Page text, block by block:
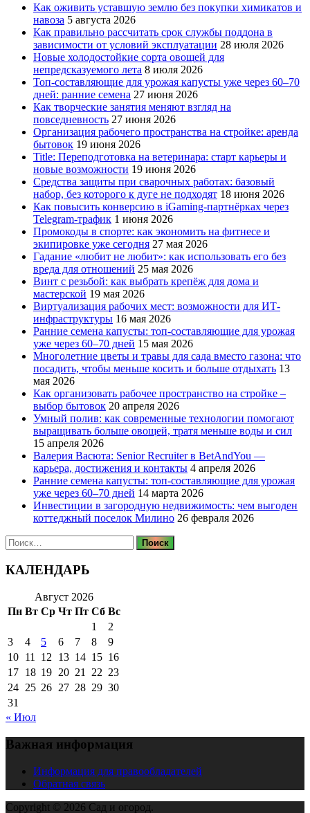
Как оживить уставшую землю без покупки химикатов и
навоза 5 августа 2026
Как правильно рассчитать срок службы поддона в
зависимости от условий эксплуатации 28 июля 2026
Новые холодостойкие сорта овощей для
непредсказуемого лета 8 июля 2026
Топ-составляющие для урожая капусты уже через 60–70
дней: ранние семена 27 июня 2026
Как творческие занятия меняют взгляд на
повседневность 27 июня 2026
Организация рабочего пространства на стройке: аренда
бытовок 19 июня 2026
Title: Переподготовка на ветеринара: старт карьеры и
новые возможности 19 июня 2026
Средства защиты при сварочных работах: базовый
набор, без которого к дуге не подходят 18 июня 2026
Как повысить конверсию в iGaming-партнёрках через
Telegram-трафик 1 июня 2026
Промокоды в спорте: как экономить на фитнесе и
экипировке уже сегодня 27 мая 2026
Гадание «любит не любит»: как использовать его без
вреда для отношений 25 мая 2026
Винт с резьбой: как выбрать крепёж для дома и
мастерской 19 мая 2026
Виртуализация рабочих мест: возможности для ИТ-
инфраструктуры 16 мая 2026
Ранние семена капусты: топ‑составляющие для урожая
уже через 60–70 дней 15 мая 2026
Многолетние цветы и травы для сада вместо газона: что
посадить, чтобы меньше косить и больше отдыхать 13
мая 2026
Как организовать рабочее пространство на стройке –
выбор бытовок 20 апреля 2026
Умный полив: как современные технологии помогают
выращивать больше овощей, тратя меньше воды и сил
15 апреля 2026
Валерия Васюта: Senior Recruiter в BetAndYou —
карьера, достижения и контакты 4 апреля 2026
Ранние семена капусты: топ‑составляющие для урожая
уже через 60–70 дней 14 марта 2026
Инвестиции в загородную недвижимость: чем выгоден
коттеджный поселок Милино 26 февраля 2026
Найти:
КАЛЕНДАРЬ
Август 2026
Пн Вт Ср Чт Пт Сб Вс
1
2
3
4 5 6 7 8
9
10 11 12 13 14 15 16
17 18 19 20 21 22 23
24 25 26 27 28 29 30
31
« Июл
Важная информация
Информация для правообладателей
Обратная связь
Copyright © 2026 Сад и огород.